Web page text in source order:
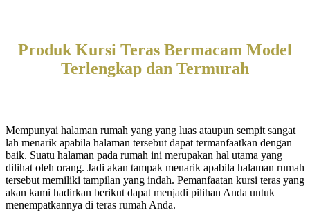
Produk Kursi Teras Bermacam Model
Terlengkap dan Termurah
Mempunyai halaman rumah yang yang luas ataupun sempit sangat
lah menarik apabila halaman tersebut dapat termanfaatkan dengan
baik. Suatu halaman pada rumah ini merupakan hal utama yang
dilihat oleh orang. Jadi akan tampak menarik apabila halaman rumah
tersebut memiliki tampilan yang indah. Pemanfaatan kursi teras yang
akan kami hadirkan berikut dapat menjadi pilihan Anda untuk
menempatkannya di teras rumah Anda.